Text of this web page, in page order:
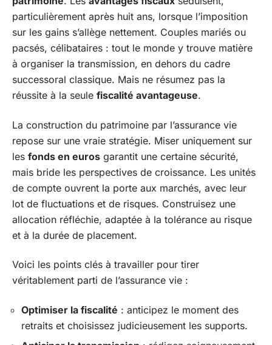
particulièrement après huit ans, lorsque l’imposition
sur les gains s’allège nettement. Couples mariés ou
pacsés, célibataires : tout le monde y trouve matière
à organiser la transmission, en dehors du cadre
successoral classique. Mais ne résumez pas la
réussite à la seule fiscalité avantageuse.
La construction du patrimoine par l’assurance vie
repose sur une vraie stratégie. Miser uniquement sur
les fonds en euros garantit une certaine sécurité,
mais bride les perspectives de croissance. Les unités
de compte ouvrent la porte aux marchés, avec leur
lot de fluctuations et de risques. Construisez une
allocation réfléchie, adaptée à la tolérance au risque
et à la durée de placement.
Voici les points clés à travailler pour tirer
véritablement parti de l’assurance vie :
Optimiser la fiscalité : anticipez le moment des
retraits et choisissez judicieusement les supports.